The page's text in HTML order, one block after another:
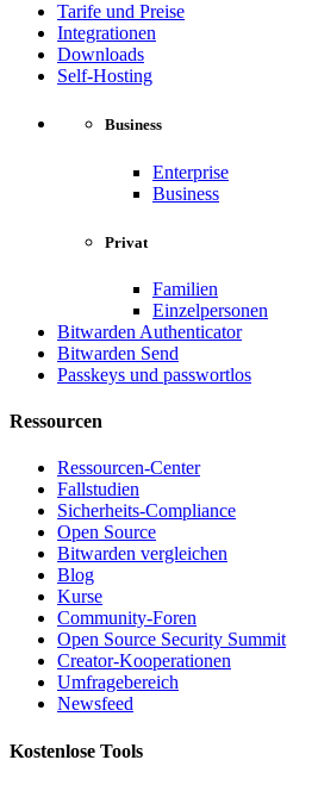
Tarife und Preise
Integrationen
Downloads
Self-Hosting
Business
Enterprise
Business
Privat
Familien
Einzelpersonen
Bitwarden Authenticator
Bitwarden Send
Passkeys und passwortlos
Ressourcen
Ressourcen-Center
Fallstudien
Sicherheits-Compliance
Open Source
Bitwarden vergleichen
Blog
Kurse
Community-Foren
Open Source Security Summit
Creator-Kooperationen
Umfragebereich
Newsfeed
Kostenlose Tools